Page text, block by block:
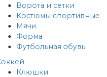
Ворота и сетки
Костюмы спортивные
Мячи
Форма
Футбольная обувь
Клюшки